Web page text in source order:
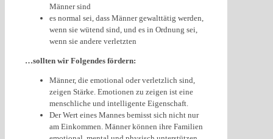
Männer sind
es normal sei, dass Männer gewalttätig werden,
wenn sie wütend sind, und es in Ordnung sei,
wenn sie andere verletzten
…sollten wir Folgendes fördern:
Männer, die emotional oder verletzlich sind,
zeigen Stärke. Emotionen zu zeigen ist eine
menschliche und intelligente Eigenschaft.
Der Wert eines Mannes bemisst sich nicht nur
am Einkommen. Männer können ihre Familien